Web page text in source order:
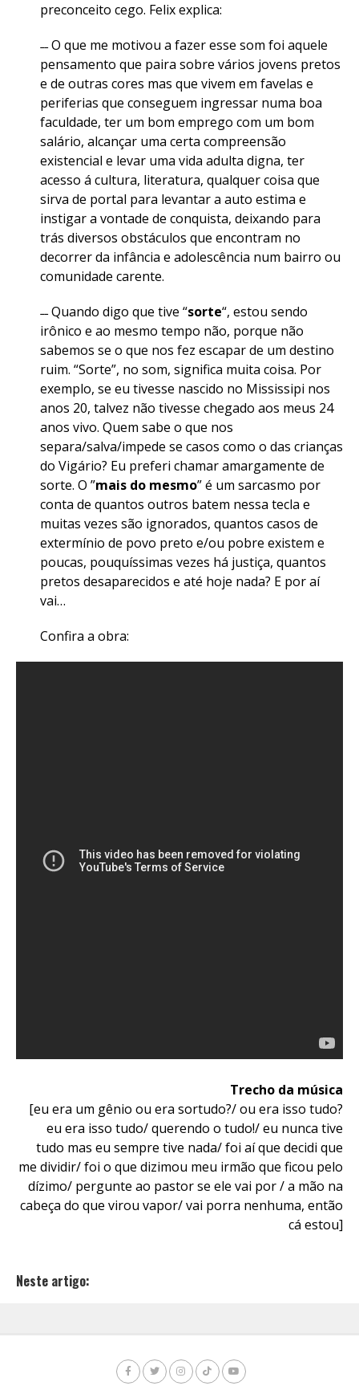
preconceito cego. Felix explica:
˗˗ O que me motivou a fazer esse som foi aquele
pensamento que paira sobre vários jovens pretos
e de outras cores mas que vivem em favelas e
periferias que conseguem ingressar numa boa
faculdade, ter um bom emprego com um bom
salário, alcançar uma certa compreensão
existencial e levar uma vida adulta digna, ter
acesso á cultura, literatura, qualquer coisa que
sirva de portal para levantar a auto estima e
instigar a vontade de conquista, deixando para
trás diversos obstáculos que encontram no
decorrer da infância e adolescência num bairro ou
comunidade carente.
˗˗ Quando digo que tive “sorte“, estou sendo
irônico e ao mesmo tempo não, porque não
sabemos se o que nos fez escapar de um destino
ruim. “Sorte”, no som, significa muita coisa. Por
exemplo, se eu tivesse nascido no Mississipi nos
anos 20, talvez não tivesse chegado aos meus 24
anos vivo. Quem sabe o que nos
separa/salva/impede se casos como o das crianças
do Vigário? Eu preferi chamar amargamente de
sorte. O ”mais do mesmo” é um sarcasmo por
conta de quantos outros batem nessa tecla e
muitas vezes são ignorados, quantos casos de
extermínio de povo preto e/ou pobre existem e
poucas, pouquíssimas vezes há justiça, quantos
pretos desaparecidos e até hoje nada? E por aí
vai…
Confira a obra:
Trecho da música
[eu era um gênio ou era sortudo?/ ou era isso tudo?
eu era isso tudo/ querendo o tudo!/ eu nunca tive
tudo mas eu sempre tive nada/ foi aí que decidi que
me dividir/ foi o que dizimou meu irmão que ficou pelo
dízimo/ pergunte ao pastor se ele vai por / a mão na
cabeça do que virou vapor/ vai porra nenhuma, então
cá estou]
Neste artigo: